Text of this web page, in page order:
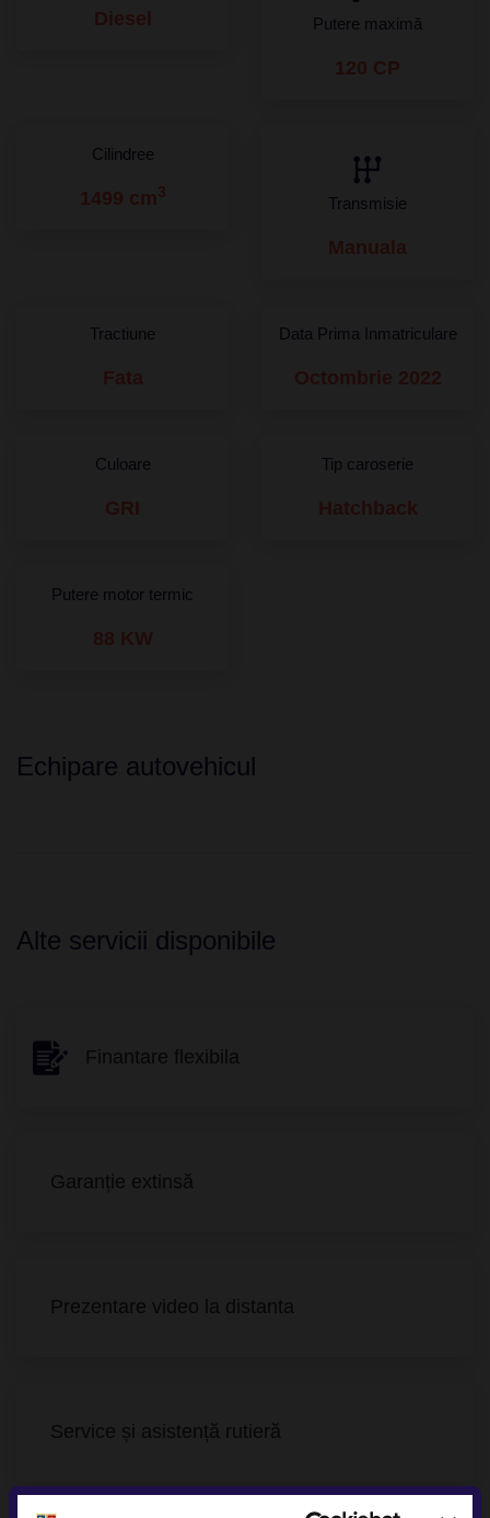
Diesel Putere maximă
120 CP
Cilindree
1499 cm 3
Transmisie
Manuala
Tractiune
Fata
Data Prima Inmatriculare
Octombrie 2022
Culoare
GRI
Tip caroserie
Hatchback
Putere motor termic
88 KW
Echipare autovehicul
Alte servicii disponibile
Finantare flexibila
Garanție extinsă
Prezentare video la distanta
Service și asistență rutieră